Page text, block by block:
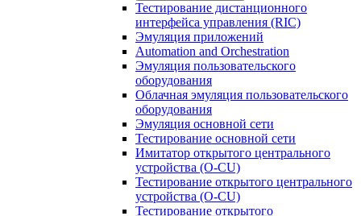
Тестирование дистанционного
интерфейса управления (RIC)
Эмуляция приложений
Automation and Orchestration
Эмуляция пользовательского
оборудования
Облачная эмуляция пользовательского
оборудования
Эмуляция основной сети
Тестирование основной сети
Имитатор открытого центрального
устройства (O-CU)
Тестирование открытого центрального
устройства (O-CU)
Тестирование открытого